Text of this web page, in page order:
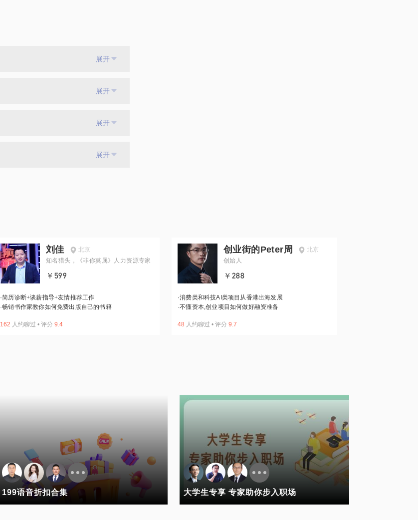
展开
展开
展开
展开
刘佳
北京
知名猎头，《非你莫属》人力资源专家
￥599
·简历诊断+谈薪指导+友情推荐工作
·畅销书作家教你如何免费出版自己的书籍
162 人约聊过 • 评分 9.4
创业街的Peter周
北京
创始人
￥288
·消费类和科技AI类项目从香港出海发展
·不懂资本,创业项目如何做好融资准备
48 人约聊过 • 评分 9.7
199语音折扣合集 大学生专享 专家助你步入职场